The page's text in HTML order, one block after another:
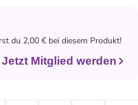
du 2,00 € bei diesem Produkt!
Jetzt Mitglied werden